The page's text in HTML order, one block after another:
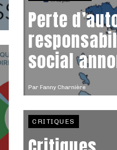
Par Fanny Charnière
Perte
social
CRITIQUES